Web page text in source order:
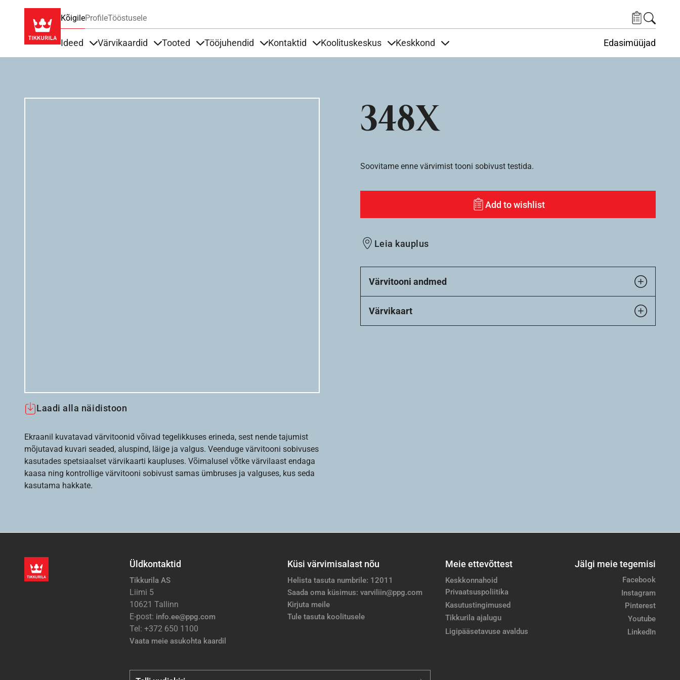
KõigileProfileTööstusele
Ideed Värvikaardid Tooted Tööjuhendid Kontaktid Koolituskeskus Keskkond Edasimüüjad
348X
Laadi alla näidistoon
Ekraanil kuvatavad värvitoonid võivad tegelikkuses erineda, sest nende tajumist
mõjutavad kuvari seaded, aluspind, läige ja valgus. Veenduge värvitooni sobivuses
kasutades spetsiaalset värvikaarti kaupluses. Võimalusel võtke värvilaast endaga
kaasa ning kontrollige värvitooni sobivust samas ümbruses ja valguses, kus seda
kasutama hakkate.
Soovitame enne värvimist tooni sobivust testida.
Add to wishlist
Leia kauplus
Värvitooni andmed
Värvikaart
Üldkontaktid
Tikkurila AS
Liimi 5
10621 Tallinn
E-post: info.ee@ppg.com
Tel: +372 650 1100
Vaata meie asukohta kaardil
Küsi värvimisalast nõu
Helista tasuta numbrile: 12011
Saada oma küsimus: varviliin@ppg.com
Kirjuta meile
Tule tasuta koolitusele
Meie ettevõttest
Keskkonnahoid
Privaatsuspoliitika
Kasutustingimused
Tikkurila ajalugu
Ligipääsetavuse avaldus
Jälgi meie tegemisi
Facebook
Instagram
Pinterest
Youtube
LinkedIn